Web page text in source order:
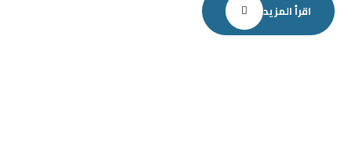
اقرأ المزيد